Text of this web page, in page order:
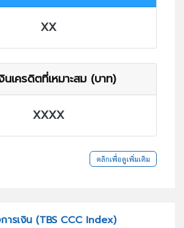
XX
นเครดิตที่เหมาะสม (บาท)
XXXX
คลิกเพื่อดูเพิ่มเติม
ารเงิน (TBS CCC Index)